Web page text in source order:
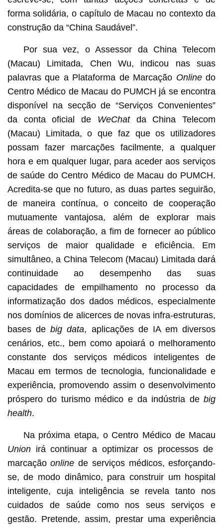
forma solidária, o capítulo de Macau no contexto da
construção da “China Saudável”.
Por sua vez, o Assessor da China Telecom
(Macau) Limitada, Chen Wu, indicou nas suas
palavras que a Plataforma de Marcação Onlinedo
Centro Médico de Macau do PUMCH já se encontra
disponível na secção de “Serviços Convenientes”
da conta oficial de WeChatda China Telecom
(Macau) Limitada, o que faz que os utilizadores
possam fazer marcações facilmente, a qualquer
hora e em qualquer lugar, para aceder aos serviços
de saúde do Centro Médico de Macau do PUMCH.
Acredita-se que no futuro, as duas partes seguirão,
de maneira contínua, o conceito de cooperação
mutuamente vantajosa, além de explorar mais
áreas de colaboração, a fim de fornecer ao público
serviços de maior qualidade e eficiência. Em
simultâneo, a China Telecom (Macau) Limitada dará
continuidade ao desempenho das suas
capacidades de empilhamento no processo da
informatização dos dados médicos, especialmente
nos domínios de alicerces de novas infra-estruturas,
bases debig data, aplicações de IA em diversos
cenários, etc., bem como apoiará o melhoramento
constante dos serviços médicos inteligentes de
Macau em termos de tecnologia, funcionalidade e
experiência, promovendo assim o desenvolvimento
próspero do turismo médico e da indústria debig
health.
Na próxima etapa, o Centro Médico de Macau
Unionirá continuar a optimizar os processos de
marcaçãoonline de serviços médicos, esforçando-
se, de modo dinâmico, para construir um hospital
inteligente, cuja inteligência se revela tanto nos
cuidados de saúde como nos seus serviços e
gestão. Pretende, assim, prestar uma experiência